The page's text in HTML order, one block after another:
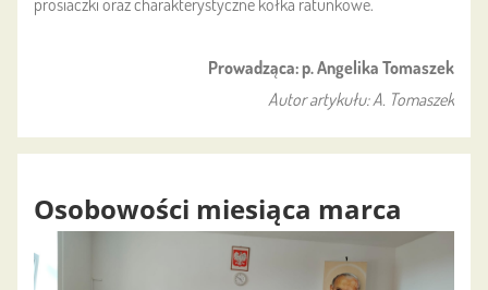
prosiaczki oraz charakterystyczne kółka ratunkowe.
Prowadząca: p. Angelika Tomaszek
Autor artykułu: A. Tomaszek
Osobowości miesiąca marca